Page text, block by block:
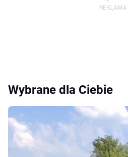
Wybrane dla Ciebie